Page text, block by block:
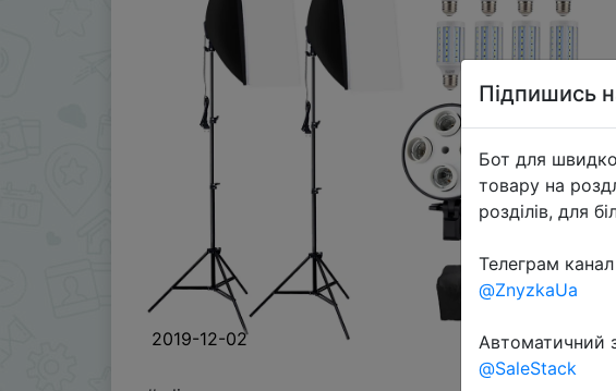
2019-12-02
Підпишись
Бот для
товару на
розділів, для
Телеграм
@ZnyzkaUa
Автоматичний
@SaleStack